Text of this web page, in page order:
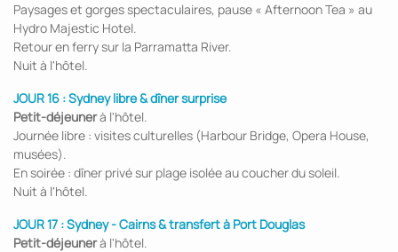
Paysages et gorges spectaculaires, pause « Afternoon Tea » au
Hydro Majestic Hotel.
Retour en ferry sur la Parramatta River.
Nuit à l'hôtel.
JOUR 16 :Sydney libre & dîner surprise
Petit-déjeunerà l'hôtel.
Journée libre : visites culturelles (Harbour Bridge, Opera House,
musées).
En soirée : dîner privé sur plage isolée au coucher du soleil.
Nuit à l'hôtel.
JOUR 17 :Sydney - Cairns & transfert à Port Douglas
Petit-déjeunerà l'hôtel.